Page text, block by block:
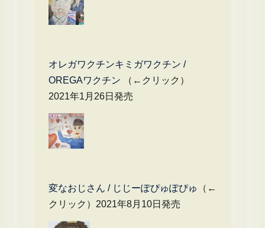
オレガワクチンキミガワクチン /
OREGAワクチン （←クリック）
2021年1月26日発売
変なおじさん / じじーぽぴゅぽぴゅ
（←
クリック）2021年8月10日発売